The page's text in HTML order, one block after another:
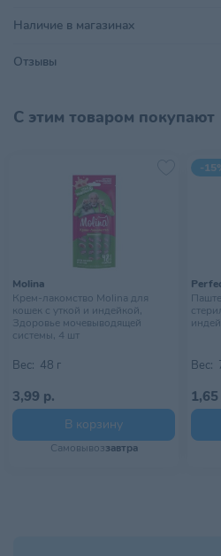
Страна происхождения
Тип питомца
Наличие в магазинах
Отзывы
С этим товаром покупают
Molina
Крем-лакомство Molina для
кошек с уткой и индейкой,
Здоровье мочевыводящей
системы, 4 шт
Вес: 48 г
3,99 р.
В корзину
Самовывоззавтра
-
Вес:
1,65